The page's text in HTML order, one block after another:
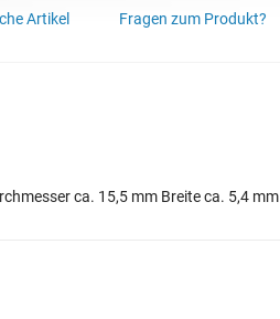
Artikel Fragen zum Produkt?
ca. 15,5 mm Breite ca. 5,4 mm